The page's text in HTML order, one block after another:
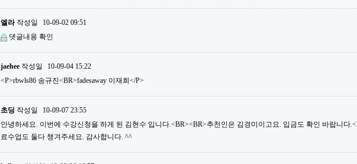
엘라작성일
10-09-02 09:51
댓글내용 확인
jaehee 작성일
10-09-04 15:22
<P>rbwls86 송규진<BR>fadesaway 이재희</P>
초딩 작성일
10-09-07 23:55
안녕하세요. 이번에 수강신청을 하게 된 김현수 입니다.<BR><BR>추천인은 김경미이고요. 입금도 확인 바랍니다
료수업도 둘다 챙겨주세요. 감사합니다. ^^